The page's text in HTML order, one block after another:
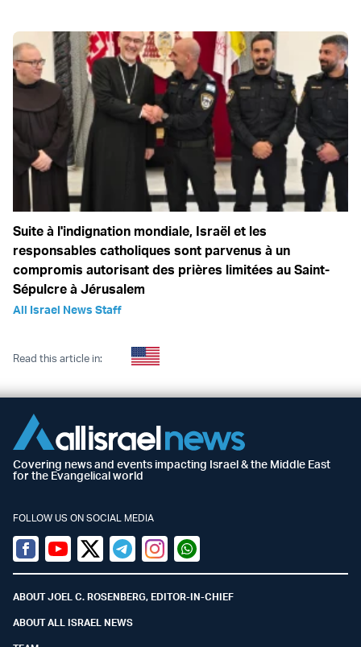
Suite à l'indignation mondiale, Israël et les
responsables catholiques sont parvenus à un
compromis autorisant des prières limitées au Saint-
Sépulcre à Jérusalem
All Israel News Staff
Read this article in:
Covering news and events impacting Israel & the Middle East
for the Evangelical world
FOLLOW US ON SOCIAL MEDIA
Facebook
YoutubeTwitter (X)
TelegramInstagramWhatsapp
ABOUT JOEL C. ROSENBERG, EDITOR-IN-CHIEF
ABOUT ALL ISRAEL NEWS